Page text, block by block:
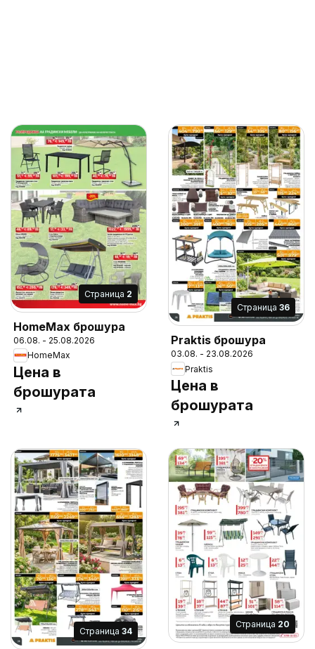
Cтраница 2
HomeMax брошура
06.08. - 25.08.2026
HomeMax
Цена в
брошурата
Cтраница 36
Praktis брошура
03.08. - 23.08.2026
Praktis
Цена в
брошурата
Cтраница 34
Cтраница 20